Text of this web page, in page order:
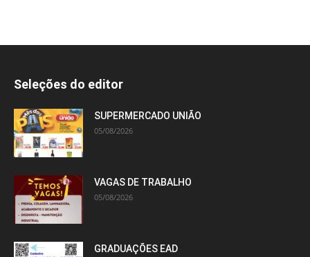
Seleções do editor
SUPERMERCADO UNIÃO
05/08/2026
VAGAS DE TRABALHO
05/08/2026
GRADUAÇÕES EAD